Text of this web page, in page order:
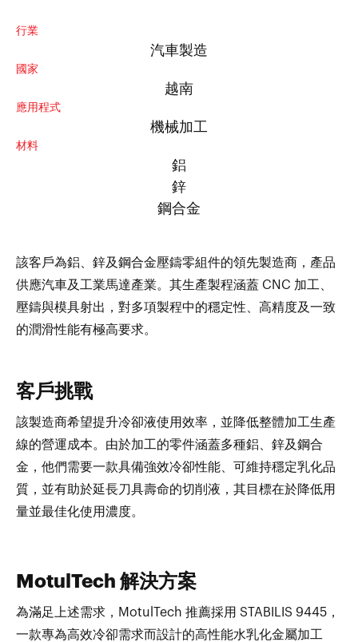
行業
汽車製造
國家
越南
應用程式
機械加工
材料
鋁
鋅
鋼合金
該客戶為鋁、鋅及鋼合金壓鑄零組件的領先製造商，產品
供應汽車及工業馬達產業。其生產製程涵蓋 CNC 加工、
壓鑄與模具射出，對多項製程中的穩定性、高精度及一致
的潤滑性能有極高要求。
客戶挑戰
該製造商希望提升冷卻液使用效率，並降低整體加工生產
線的營運成本。由於加工的零件涵蓋多種鋁、鋅及鋼合
金，他們需要一款具備強效冷卻性能、可維持穩定乳化品
質，並有助於延長刀具壽命的切削液，其目標在於降低用
量並最佳化使用濃度。
MotulTech 解決方案
為滿足上述需求，MotulTech 推薦採用 STABILIS 9445，
一款專為高效冷卻需求而設計的高性能水乳化金屬加工